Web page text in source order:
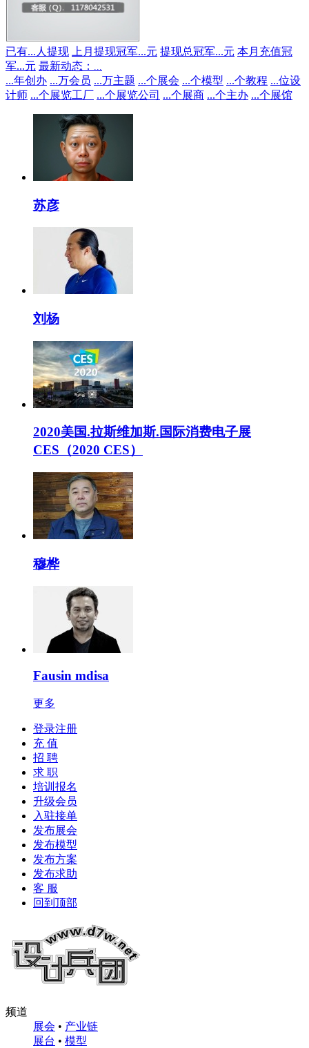
已有... 人提现 上月提现冠军...元 提现总冠军...元 本月充值冠
军...元 最新动态：
...年创办 ...万会员 ...万主题 ...个展会 ...个模型 ...个教程 ...位设
计师 ...个展览工厂 ...个展览公司 ...个展商 ...个主办 ...个展馆
苏彦
刘杨
2020美国.拉斯维加斯.国际消费电子展
CES（2020 CES）
穆桦
Fausin mdisa
更多
登录注册
充 值
招 聘
求 职
培训报名
升级会员
入驻接单
发布展会
发布模型
发布方案
发布求助
客 服
回到顶部
频道
展会 • 产业链
展台 • 模型